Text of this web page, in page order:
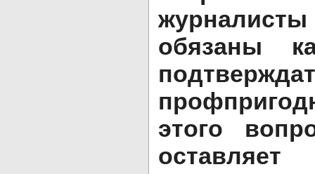
обязаны
этого